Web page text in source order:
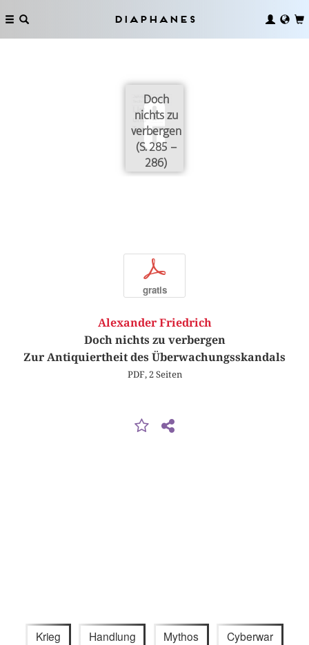
Diaphanes
Doch
nichts zu
verbergen
(S. 285 –
286)
p
gratis
Alexander Friedrich
Doch nichts zu verbergen
Zur Antiquiertheit des Überwachungsskandals
PDF, 2 Seiten
Krieg Handlung Mythos Cyberwar